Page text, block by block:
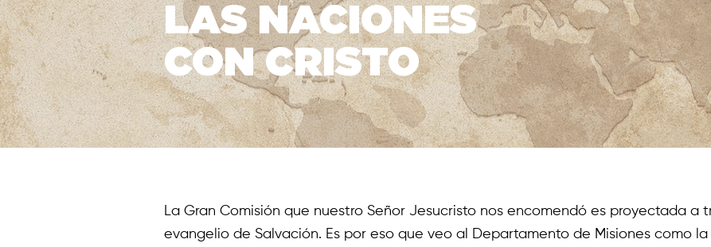
LAS NACIONES
CON CRISTO
La Gran Comisión que nuestro Señor Jesucristo nos encomendó es proyectada a
evangelio de Salvación. Es por eso que veo al Departamento de Misiones como